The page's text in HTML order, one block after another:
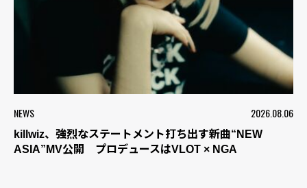
NEWS 2026.08.06
killwiz、強烈なステートメント打ち出す新曲“NEW
ASIA”MV公開 プロデュースはVLOT × NGA